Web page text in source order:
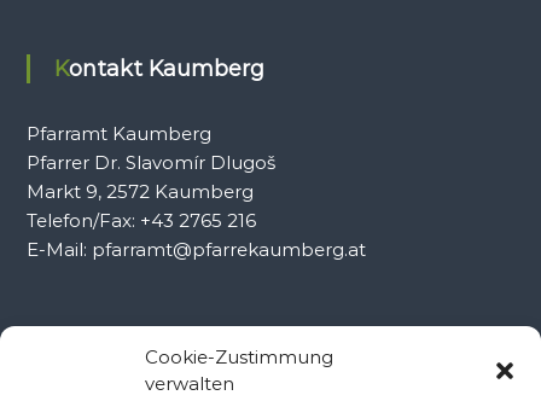
Cookie-Zustimmung
verwalten
Kontakt Kaumberg
Pfarramt Kaumberg
Pfarrer Dr. Slavomír Dlugoš
Markt 9, 2572 Kaumberg
Telefon/Fax: +43 2765 216
E-Mail: pfarramt@pfarrekaumberg.at
Kontakt Ramsau